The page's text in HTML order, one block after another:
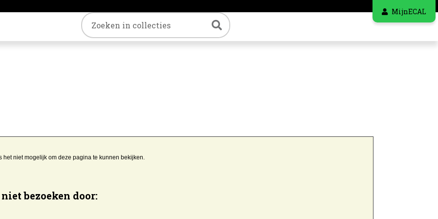
MijnECAL
Trefwoord Zoeken
niet mogelijk om deze pagina te kunnen bekijken.
bezoeken door: